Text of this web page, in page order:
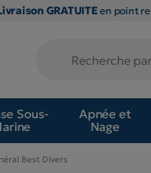
GRATUITEen point
Sous-
Apnée et
Nage
Best Divers